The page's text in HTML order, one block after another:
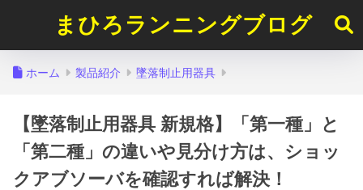
まひろランニングブログ
ホーム 製品紹介 墜落制止用器具
【墜落制止用器具 新規格】「第一種」と
「第二種」の違いや見分け方は、ショッ
クアブソーバを確認すれば解決！